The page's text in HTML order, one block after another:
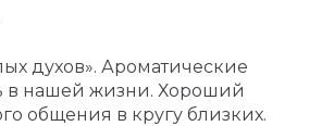
духов». Ароматические
в нашей жизни. Хороший
общения в кругу близких.